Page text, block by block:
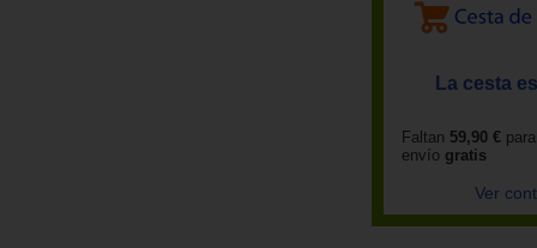
La cesta
Faltan 59,90 €
envío gratis
Ver